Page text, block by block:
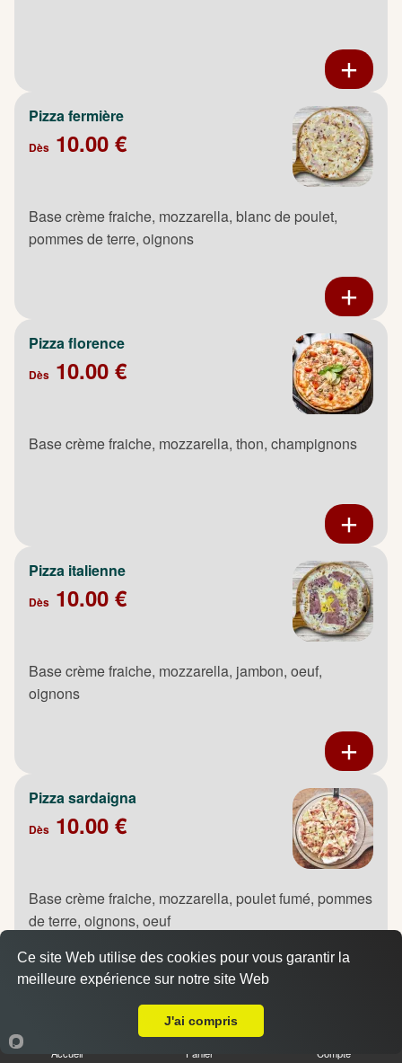
Pizza fermière
Dès 10.00 €
Base crème fraiche, mozzarella, blanc de poulet,
pommes de terre, oignons
Pizza florence
Dès 10.00 €
Base crème fraiche, mozzarella, thon, champignons
Pizza italienne
Dès 10.00 €
Base crème fraiche, mozzarella, jambon, oeuf,
oignons
Pizza sardaigna
Dès 10.00 €
Base crème fraiche, mozzarella, poulet fumé, pommes
de terre, oignons, oeuf
10.00 €
Accueil Panier Compte
Ce site Web utilise des cookies pour vous garantir la
meilleure expérience sur notre site Web
J'ai compris